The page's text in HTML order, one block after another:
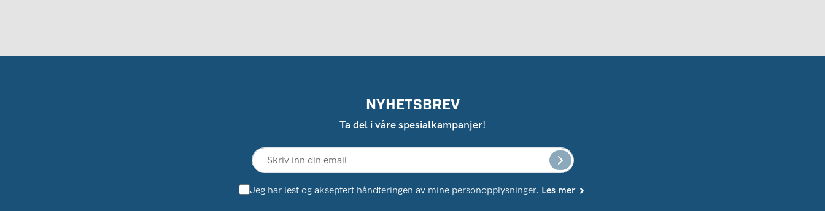
NYHETSBREV
Ta del i våre spesialkampanjer!
Jeg har lest og akseptert håndteringen av mine personopplysninger. Les mer